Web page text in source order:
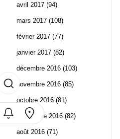
avril 2017 (94)
mars 2017 (108)
février 2017 (77)
janvier 2017 (82)
décembre 2016 (103)
novembre 2016 (85)
octobre 2016 (81)
septembre 2016 (82)
août 2016 (71)